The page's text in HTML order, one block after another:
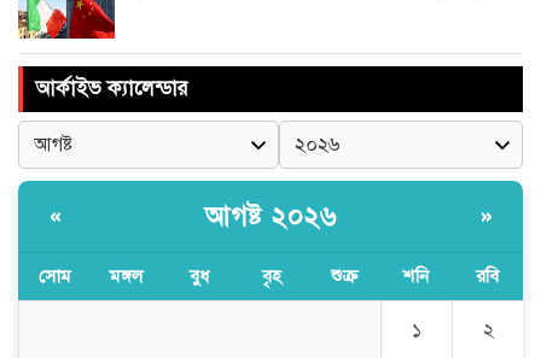
আর্কাইভ ক্যালেন্ডার
« আগষ্ট ২০২৬ »
সোম মঙ্গল বুধ বৃহ শুক্র শনি রবি
১ ২